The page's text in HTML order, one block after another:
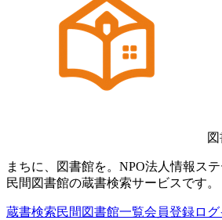
まちに、図書館を。NPO法人情報ス
民間図書館の蔵書検索サービスです。
蔵書検索民間図書館一覧会員登録ロ